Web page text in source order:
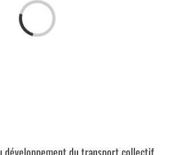
Chargement…